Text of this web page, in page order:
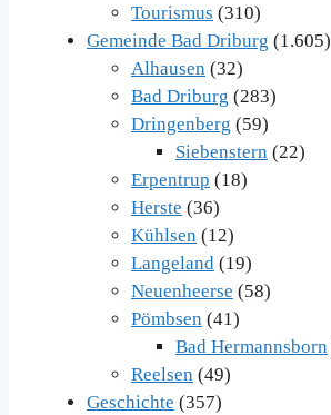
Tourismus (310)
Gemeinde Bad Driburg (1.605)
Alhausen (32)
Bad Driburg (283)
Dringenberg (59)
Siebenstern (22)
Erpentrup (18)
Herste (36)
Kühlsen (12)
Langeland (19)
Neuenheerse (58)
Pömbsen (41)
Bad Hermannsborn
Reelsen (49)
Geschichte (357)